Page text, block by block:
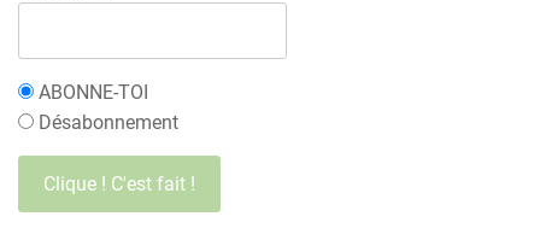
ABONNE-TOI
Désabonnement